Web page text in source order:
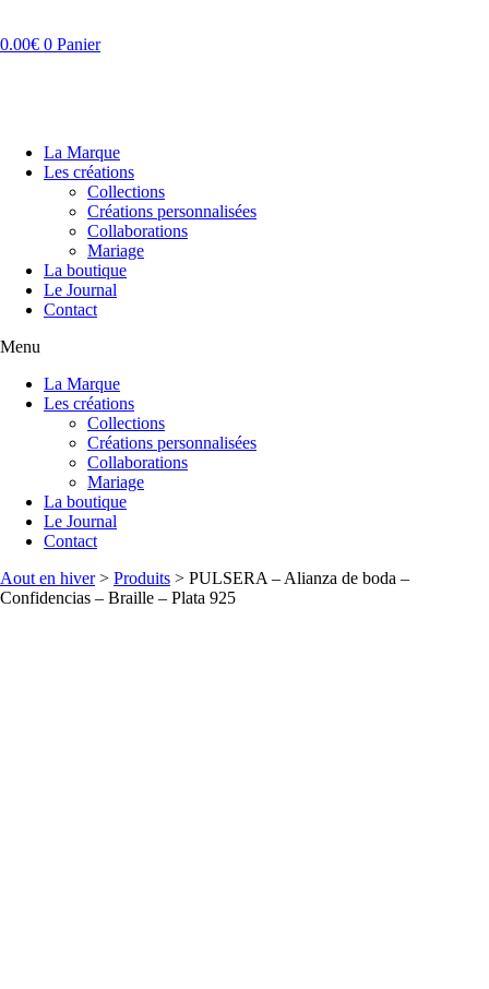
contenu
0.00€ 0 Panier
La Marque
Les créations
Collections
Créations personnalisées
Collaborations
Mariage
La boutique
Le Journal
Contact
Menu
La Marque
Les créations
Collections
Créations personnalisées
Collaborations
Mariage
La boutique
Le Journal
Contact
Aout en hiver> Produits > PULSERA – Alianza de boda –
Confidencias – Braille – Plata 925